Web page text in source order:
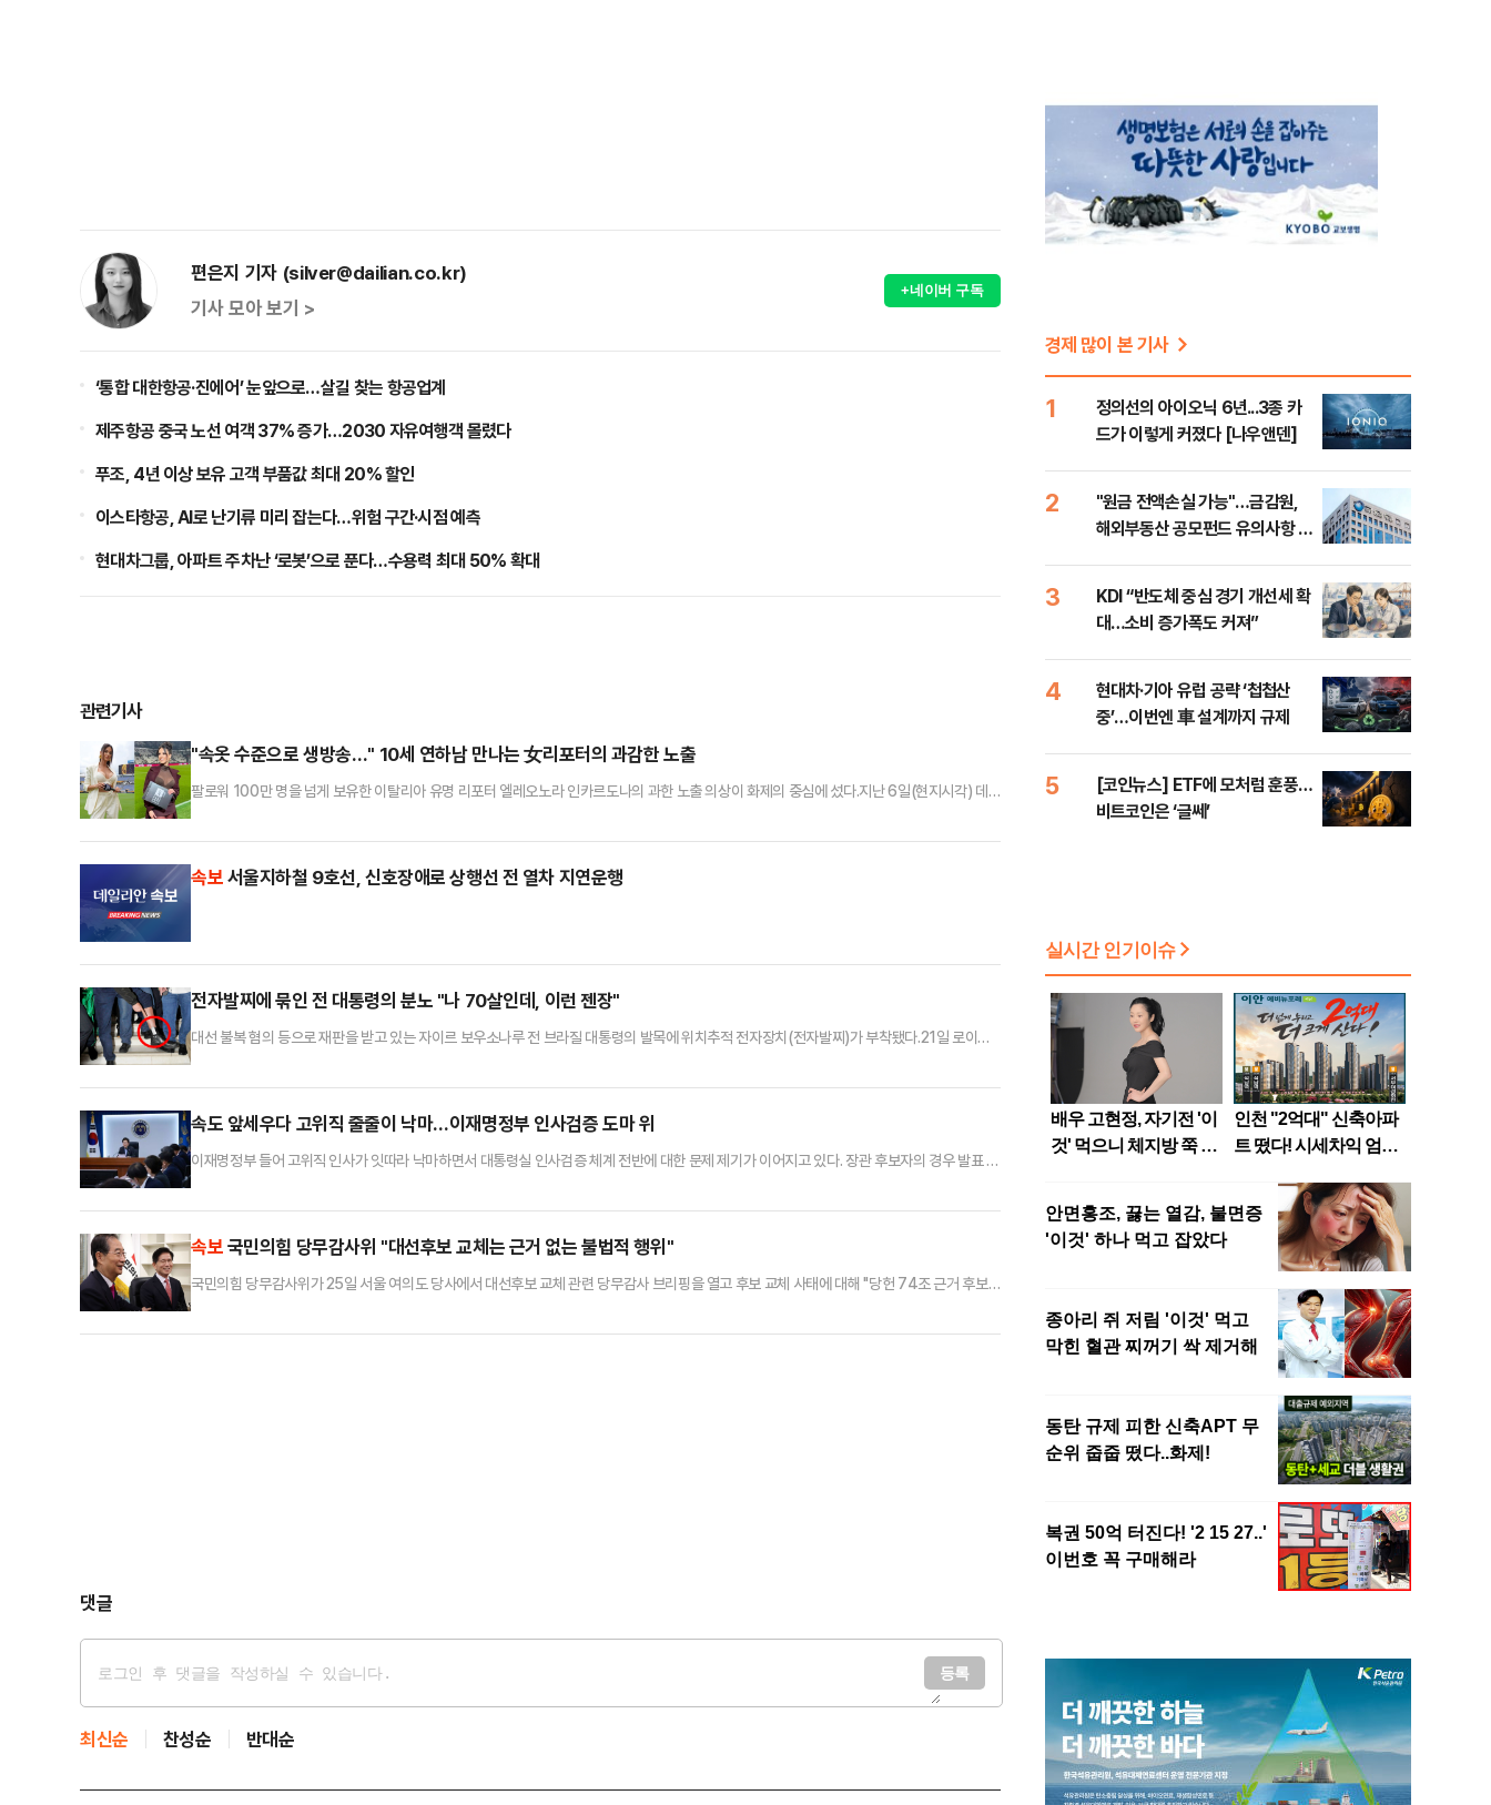
편은지 기자 (silver@dailian.co.kr)
기사 모아 보기 >
+네이버 구독
‘통합 대한항공·진에어’ 눈앞으로…살길 찾는 항공업계
제주항공 중국 노선 여객 37% 증가…2030 자유여행객 몰렸다
푸조, 4년 이상 보유 고객 부품값 최대 20% 할인
이스타항공, AI로 난기류 미리 잡는다…위험 구간·시점 예측
현대차그룹, 아파트 주차난 ‘로봇’으로 푼다…수용력 최대 50% 확대
관련기사
"속옷 수준으로 생방송…" 10세 연하남 만나는 女리포터의 과감한 노출
팔로워 100만 명을 넘게 보유한 이탈리아 유명 리포터 엘레오노라 인카르도나의 과한 노출 의상이 화제의 중심에 섰다.지난 6일(현지시각) 데
하며 과감한 의상을 착용했다.공개된 사진에 따르면 인카르도나는 경기장에서 크림색 줄무늬 수트와 브라톱 차림(사진 왼쪽)으로 중계를 준비하
속보서울지하철 9호선, 신호장애로 상행선 전 열차 지연운행
전자발찌에 묶인 전 대통령의 분노 "나 70살인데, 이런 젠장"
대선 불복 혐의 등으로 재판을 받고 있는 자이르 보우소나루 전 브라질 대통령의 발목에 위치추적 전자장치(전자발찌)가 부착됐다.21일 로이터
달린 전자발찌를 취재진에게 내보이며 발끈했다.그는 전자발찌를 가리키며 "나는 국고를 횡령하지도, 공금을 횡령하지도, 살인을 하지도, 인신
속도 앞세우다 고위직 줄줄이 낙마…이재명정부 인사검증 도마 위
이재명정부 들어 고위직 인사가 잇따라 낙마하면서 대통령실 인사검증 체계 전반에 대한 문제 제기가 이어지고 있다. 장관 후보자의 경우 발표 직
검증 시스템의 구조적 허점이 드러났다는 평가가 나온다.24일 정치권에 따르면 이재명정부 출범 이후 현재까지 낙마한 고위직 인사는 총 4명이
속보국민의힘 당무감사위 "대선후보 교체는 근거 없는 불법적 행위"
국민의힘 당무감사위가 25일 서울 여의도 당사에서 대선후보 교체 관련 당무감사 브리핑을 열고 후보 교체 사태에 대해 "당헌 74조 근거 후보
댓글
최신순 찬성순 반대순
경제 많이 본 기사
1
정의선의 아이오닉 6년...3종 카
드가 이렇게 커졌다 [나우앤덴]
2
"원금 전액손실 가능"…금감원,
해외부동산 공모펀드 유의사항 안
3
KDI “반도체 중심 경기 개선세 확
대…소비 증가폭도 커져”
4
현대차·기아 유럽 공략 ‘첩첩산
중’…이번엔 車 설계까지 규제
5
[코인뉴스] ETF에 모처럼 훈풍…
비트코인은 ‘글쎄’